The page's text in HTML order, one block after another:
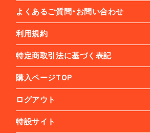
よくあるご質問・お問い合わせ
利用規約
特定商取引法に基づく表記
購入ページTOP
ログアウト
特設サイト